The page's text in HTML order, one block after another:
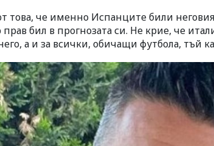
това, че именно Испанците били
бил в прогнозата си. Не крие, че
а и за всички, обичащи футбола, тъй